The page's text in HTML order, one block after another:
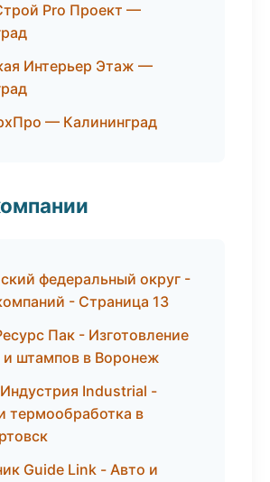
Pro Проект —
Интерьер Этаж —
— Калининград
федеральный округ -
- Страница 13
Пак - Изготовление
и штампов в Воронеж
Industrial -
термообработка в
Guide Link - Авто и